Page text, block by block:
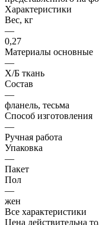
Характеристики
Вес, кг
—
0,27
Материалы основные
—
Х/Б ткань
Состав
—
фланель, тесьма
Способ изготовления
—
Ручная работа
Упаковка
—
Пакет
Пол
—
жен
Все характеристики
Цена действительна